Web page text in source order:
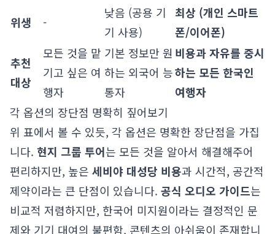
위생 -
낮음 (공용 기
기 사용)
최상 (개인 스마트
폰/이어폰)
추천
대상
모든 것을 맡
기고 싶은 여
행자
기본 정보만 원
하는 외국어 능
통자
비용과 자유를 중시
하는 모든 한국인
여행자
각 옵션의 장단점 명확히 짚어보기
위 표에서 볼 수 있듯, 각 옵션은 명확한 장단점을 가집
니다. 현지 그룹 투어는 모든 것을 알아서 해결해주어
편리하지만, 높은 세비야 대성당 비용과 시간적, 공간적
제약이라는 큰 단점이 있습니다. 공식 오디오 가이드는
비교적 저렴하지만, 한국어 미지원이라는 결정적인 문
제와 기기 대여의 불편함, 콘텐츠의 아쉬움이 존재합니